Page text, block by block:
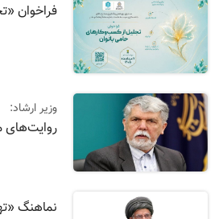
فراخوان
وزیر ارشاد:
روایت‌های
نماهنگ